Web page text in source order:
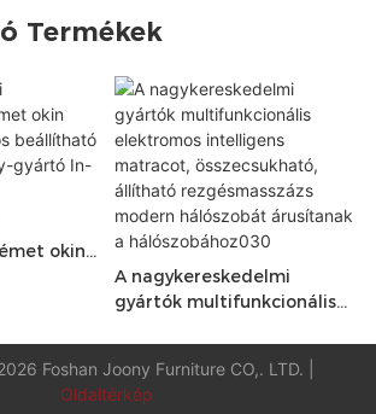
Termékek
okin
A nagykereskedelmi
gyártók multifunkcionális
állítható rezgésmasszázs
modern hálószobát
Foshan Joony Furniture CO,. LTD. |
Oldaltérkép